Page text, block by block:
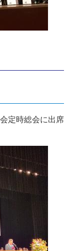
定時総会に出席